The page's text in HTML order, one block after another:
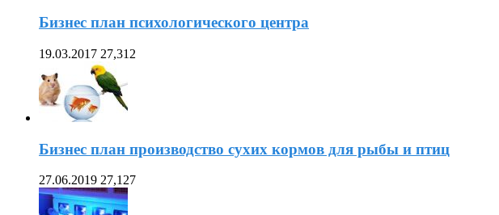
Бизнес план психологического центра
19.03.2017 27,312
Бизнес план производство сухих кормов для рыбы и птиц
27.06.2019 27,127